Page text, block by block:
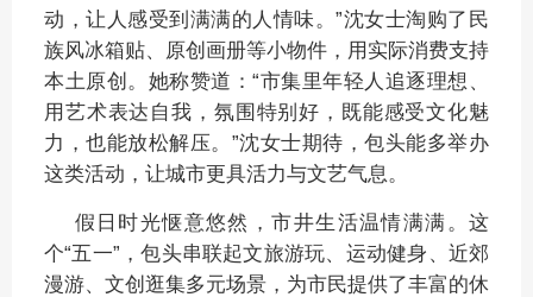
动，让人感受到满满的人情味。”沈女士淘购了民
族风冰箱贴、原创画册等小物件，用实际消费支持
本土原创。她称赞道：“市集里年轻人追逐理想、
用艺术表达自我，氛围特别好，既能感受文化魅
力，也能放松解压。”沈女士期待，包头能多举办
这类活动，让城市更具活力与文艺气息。
假日时光惬意悠然，市井生活温情满满。这
个“五一”，包头串联起文旅游玩、运动健身、近郊
漫游、文创逛集多元场景，为市民提供了丰富的休